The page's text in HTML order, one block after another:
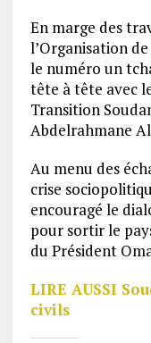
En marge des
l’Organisation
le numéro un
tête à tête avec
Transition
Abdelrahmane
Au menu des
crise
encouragé le
pour sortir le
du Président
LIRE AUSSI
civils